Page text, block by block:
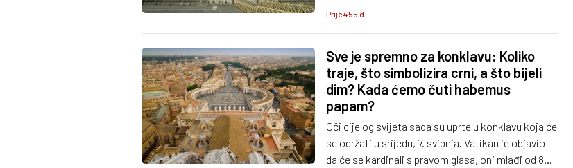
Prije 455 d
Sve je spremno za konklavu: Koliko
traje, što simbolizira crni, a što bijeli
dim? Kada ćemo čuti habemus
papam?
Oči cijelog svijeta sada su uprte u konklavu koja će
se održati u srijedu, 7. svibnja. Vatikan je objavio
da će se kardinali s pravom glasa, oni mlađi od 80